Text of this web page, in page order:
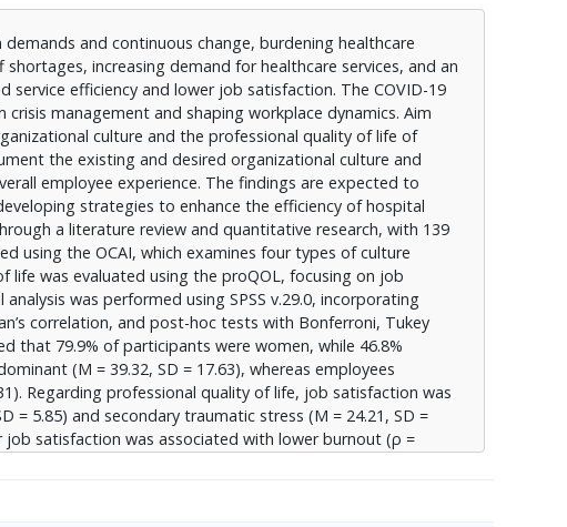
p < 0,01), ενώ αυξημένη εξουθένωση συνδέεται με
Η έρευνα αναδεικνύει τη σημασία της οργανωσιακής
των εργαζομένων. Αν και η Ιεραρχική Κουλτούρα
πρωτοβουλία, γεγονός που επιδρά αρνητικά στην
μοντέλο είναι σαφής, ενώ η ενίσχυση της
για τη βελτίωση των συνθηκών εργασίας.
and continuous change, burdening healthcare
increasing demand for healthcare services, and an
efficiency and lower job satisfaction. The COVID-19
management and shaping workplace dynamics. Aim
culture and the professional quality of life of
the existing and desired organizational culture and
employee experience. The findings are expected to
strategies to enhance the efficiency of hospital
a literature review and quantitative research, with 139
using the OCAI, which examines four types of culture
life was evaluated using the proQOL, focusing on job
was performed using SPSS v.29.0, incorporating
correlation, and post-hoc tests with Bonferroni, Tukey
that 79.9% of participants were women, while 46.8%
(M = 39.32, SD = 17.63), whereas employees
Regarding professional quality of life, job satisfaction was
= 5.85) and secondary traumatic stress (M = 24.21, SD =
satisfaction was associated with lower burnout (ρ =
negatively affecting job satisfaction. The need for a